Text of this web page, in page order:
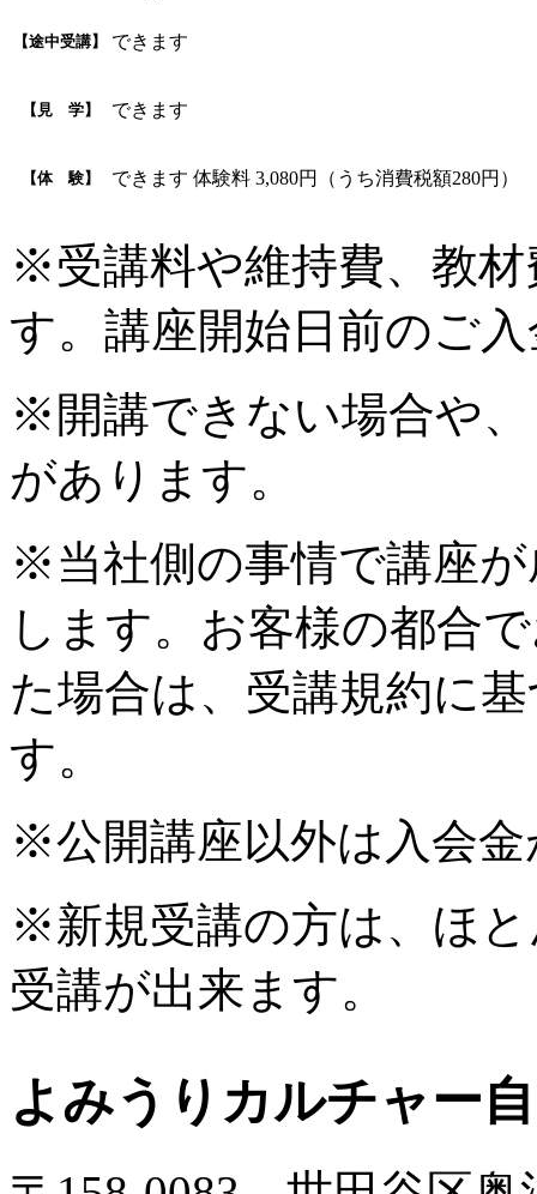
【途中受講】 できます
【見 学】 できます
【体 験】 できます 体験料 3,080円（うち消費税額280円）
※受講料や維持費、教
す。講座開始日前のご
※開講できない場合や
があります。
※当社側の事情で講座
します。お客様の都合
た場合は、受講規約に
す。
※公開講座以外は入会
※新規受講の方は、ほ
受講が出来ます。
よみうりカルチャー